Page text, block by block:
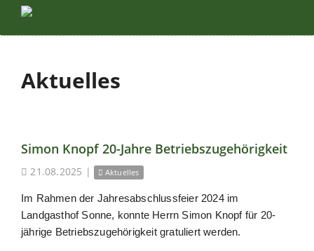
Aktuelles
Simon Knopf 20-Jahre Betriebszugehörigkeit
21.08.2025 | Aktuelles
Im Rahmen der Jahresabschlussfeier 2024 im
Landgasthof Sonne, konnte Herrn Simon Knopf für 20-
jährige Betriebszugehörigkeit gratuliert werden.